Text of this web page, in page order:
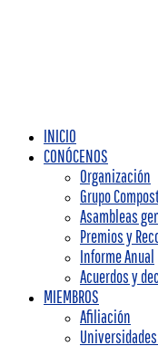
INICIO
CONÓCENOS
Organización
Grupo
Asambleas
Premios y
Informe Anual
Acuerdos y
MIEMBROS
Afiliación